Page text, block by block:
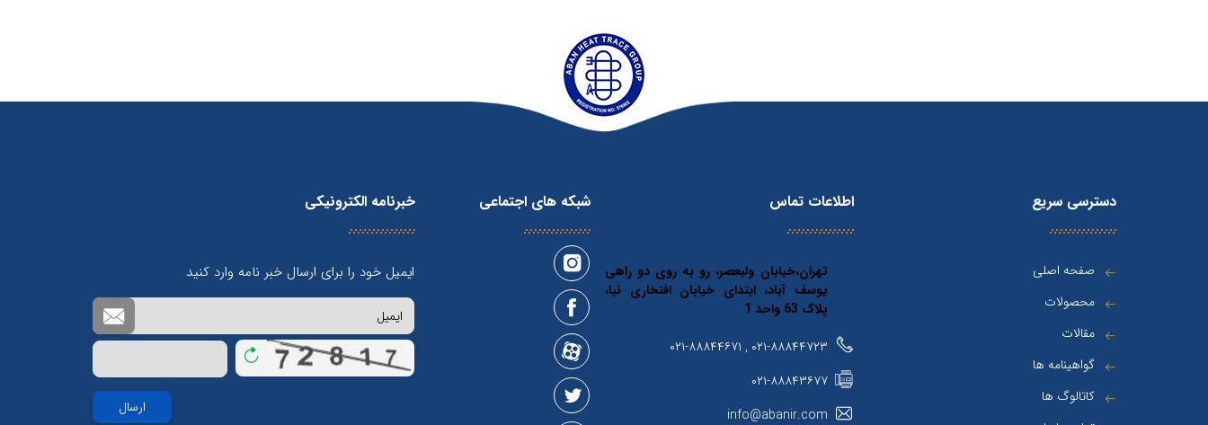
دسترسی سریع
صفحه اصلی
محصولات
مقالات
گواهینامه ها
کاتالوگ ها
اطلاعات تماس
تهران،خیابان ولیعصر، رو به روی دو راهی
یوسف آباد، ابتدای خیابان افتخاری نیا،
پلاک 63 واحد 1
۰۲۱-۸۸۸۴۴۷۲۳ , ۰۲۱-۸۸۸۴۴۶۷۱
۰۲۱-۸۸۸۴۳۶۷۷
info@abanir.com
شبکه های اجتماعی خبرنامه الکترونیکی
ایمیل خود را برای ارسال خبر نامه وارد کنید
بازخوانی